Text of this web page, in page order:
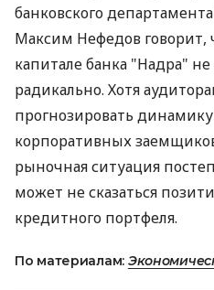
банковского
Максим Нефедов говорит,
капитале банка "Надра"
радикально. Хотя
прогнозировать
корпоративных
рыночная ситуация
может не сказаться
кредитного портфеля.
По материалам: